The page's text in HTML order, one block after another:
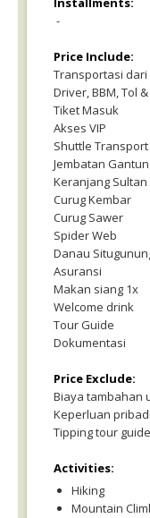
-
Price Include:
Transportasi dari
Driver, BBM, Tol
Tiket Masuk
Akses VIP
Shuttle Transport
Jembatan
Keranjang Sultan
Curug Kembar
Curug Sawer
Spider Web
Danau
Asuransi
Makan siang 1x
Welcome drink
Tour Guide
Dokumentasi
Price Exclude:
Biaya tambahan
Keperluan pribadi
Tipping tour guide
Activities:
Hiking
Mountain